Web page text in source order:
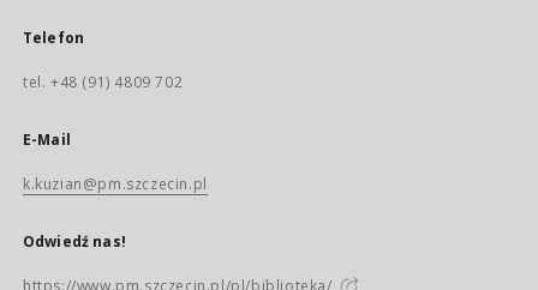
Telefon
tel. +48 (91) 4809 702
E-Mail
k.kuzian@pm.szczecin.pl
Odwiedź nas!
https://www.pm.szczecin.pl/pl/biblioteka/